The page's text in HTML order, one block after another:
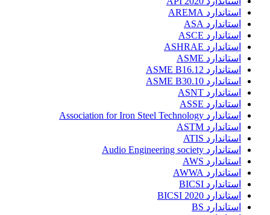
استاندارد AREMA
استاندارد ASA
استاندارد ASCE
استاندارد ASHRAE
استاندارد ASME
استاندارد ASME B16.12
استاندارد ASME B30.10
استاندارد ASNT
استاندارد ASSE
استاندارد Association for Iron Steel Technology
استاندارد ASTM
استاندارد ATIS
استاندارد Audio Engineering society
استاندارد AWS
استاندارد AWWA
استاندارد BICSI
استاندارد BICSI 2020
استاندارد BS